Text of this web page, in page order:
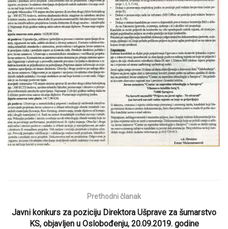
Prethodni članak
Javni konkurs za poziciju Direktora Ušprave za šumarstvo
KS, objavljen u Oslobođenju, 20.09.2019. godine